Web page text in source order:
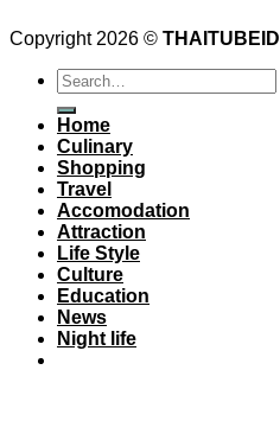
Copyright 2026 © THAITUBEID
Home
Culinary
Shopping
Travel
Accomodation
Attraction
Life Style
Culture
Education
News
Night life